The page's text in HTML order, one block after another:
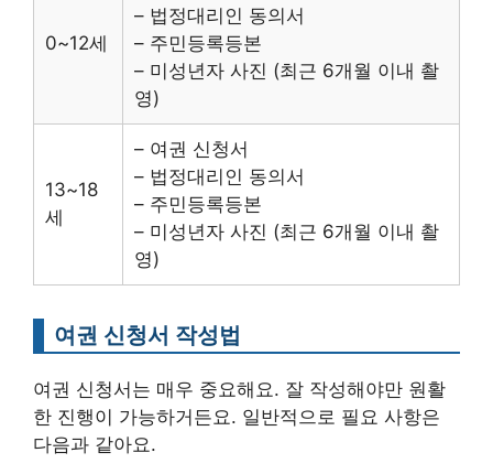
0~12세
– 법정대리인 동의서
– 주민등록등본
– 미성년자 사진 (최근 6개월 이내 촬
영)
13~18
세
– 여권 신청서
– 법정대리인 동의서
– 주민등록등본
– 미성년자 사진 (최근 6개월 이내 촬
영)
여권 신청서 작성법
여권 신청서는 매우 중요해요. 잘 작성해야만 원활
한 진행이 가능하거든요. 일반적으로 필요 사항은
다음과 같아요.